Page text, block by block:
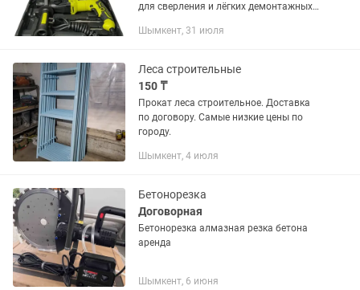
для сверления и лёгких демонтажных
дереве. Он относится к компактному
Шымкент, 31 июля
Леса строительные
150 ₸
Прокат леса строительное. Доставка
по договору. Самые низкие цены по
городу.
Шымкент, 4 июля
Бетонорезка
Договорная
Бетонорезка алмазная резка бетона
аренда
Шымкент, 6 июня